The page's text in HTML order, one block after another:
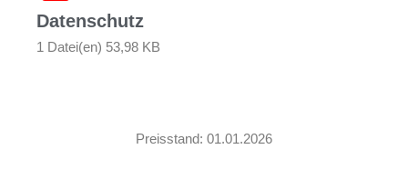
Datenschutz
1 Datei(en) 53,98 KB
Preisstand: 01.01.2026